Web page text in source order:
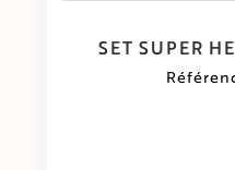
SET SUPER